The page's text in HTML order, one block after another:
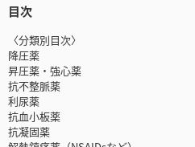
目次
〈分類別目次〉
降圧薬
昇圧薬・強心薬
抗不整脈薬
利尿薬
抗血小板薬
抗凝固薬